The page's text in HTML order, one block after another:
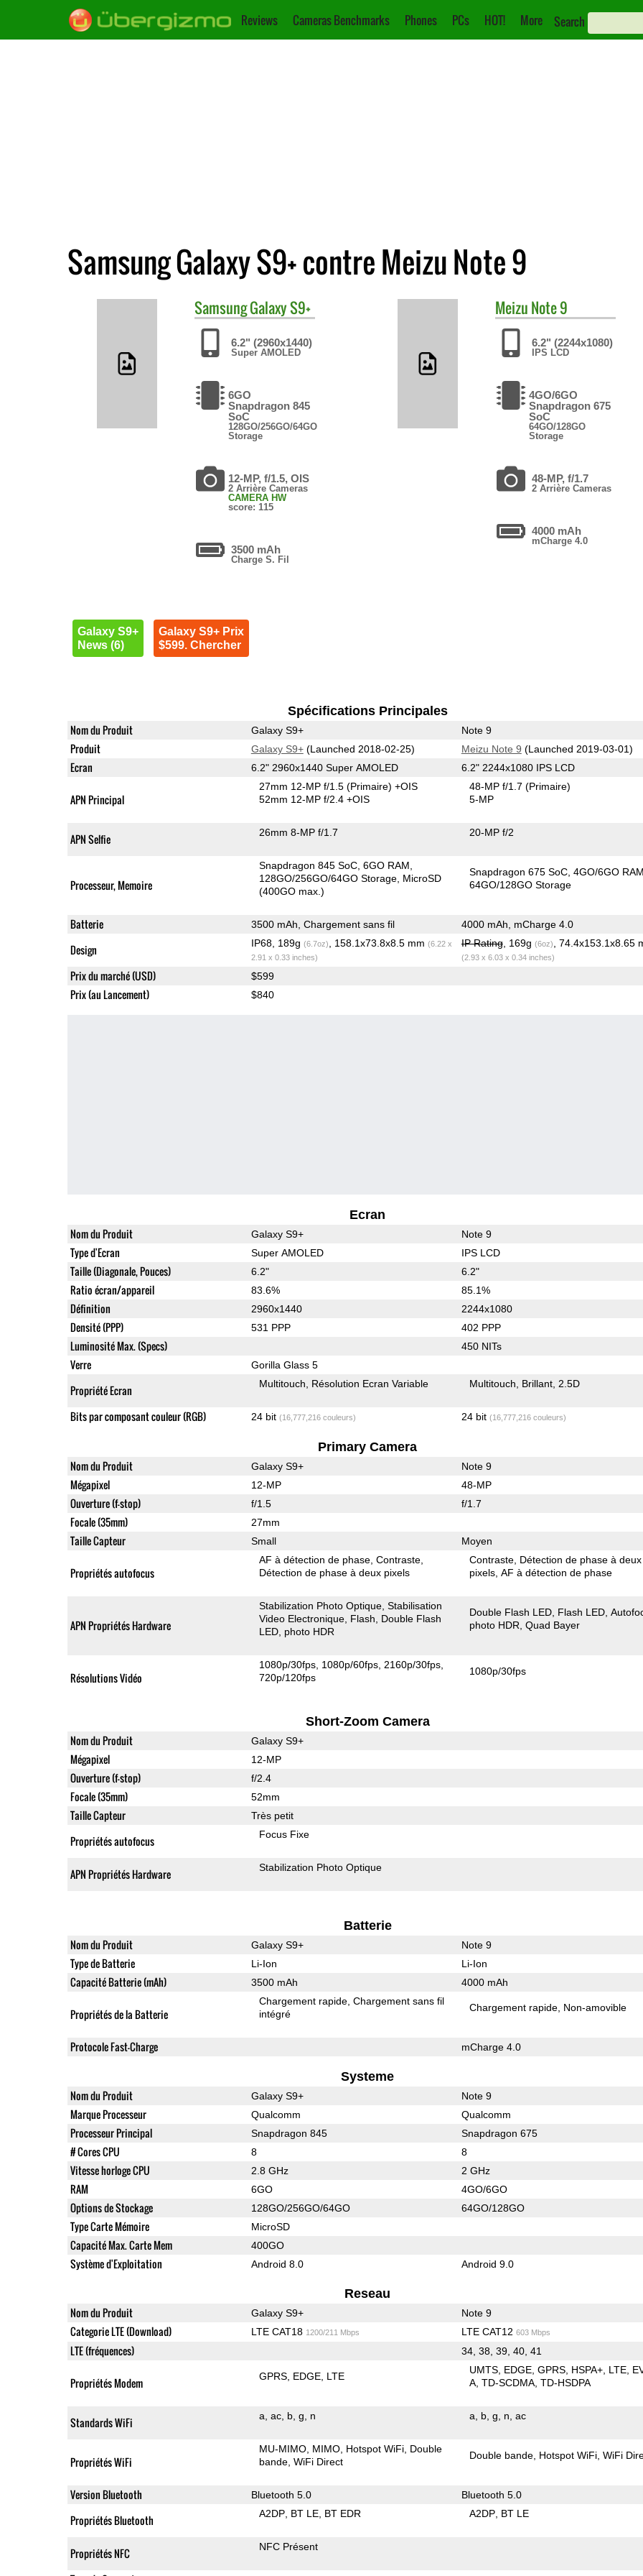
Reviews Cameras Benchmarks Phones PCs HOT! More Search
Samsung Galaxy S9+ contre Meizu Note 9
SamsungGalaxy S9+
6.2" (2960x1440)
Super AMOLED
6GO
Snapdragon 845
SoC
128GO/256GO/64GO
Storage
12-MP, f/1.5, OIS
2 Arrière Cameras
CAMERA HW
score: 115
3500 mAh
Charge S. Fil
Galaxy S9+
News (6)
Galaxy S9+ Prix
$599. Chercher
Meizu Note 9
6.2" (2244x1080)
IPS LCD
4GO/6GO
Snapdragon 675
SoC
64GO/128GO
Storage
48-MP, f/1.7
2 Arrière Cameras
4000 mAh
mCharge 4.0
Spécifications Principales
Nom du Produit Galaxy S9+ Note 9
Produit Galaxy S9+(Launched 2018-02-25) Meizu Note 9 (Launched 2019-03-01)
Ecran 6.2" 2960x1440 Super AMOLED 6.2" 2244x1080 IPS LCD
APN Principal
27mm 12-MP f/1.5(Primaire) +OIS
52mm 12-MP f/2.4 +OIS
48-MP f/1.7(Primaire)
5-MP
APN Selfie 26mm 8-MP f/1.7 20-MP f/2
Processeur, Memoire
Snapdragon 845 SoC 6GO RAM
128GO/256GO/64GO Storage MicroSD
(400GO max.)
Snapdragon 675 SoC 4GO/6GO
64GO/128GO Storage
Batterie 3500 mAh, Chargement sans fil 4000 mAh, mCharge 4.0
Design IP68, 189g (6.7oz) , 158.1x73.8x8.5 mm (6.22 x
2.91 x 0.33 inches)
IP Rating, 169g (6oz) , 74.4x153.1x8.65
(2.93 x 6.03 x 0.34 inches)
Prix du marché (USD) $599
Prix (au Lancement) $840
Ecran
Nom du Produit Galaxy S9+ Note 9
Type d'Ecran Super AMOLED IPS LCD
Taille (Diagonale, Pouces) 6.2" 6.2"
Ratio écran/appareil 83.6% 85.1%
Définition 2960x1440 2244x1080
Densité (PPP) 531 PPP 402 PPP
Luminosité Max. (Specs) 450 NITs
Verre Gorilla Glass 5
Propriété Ecran Multitouch Résolution Ecran Variable Multitouch Brillant 2.5D
Bits par composant couleur (RGB) 24 bit (16,777,216 couleurs) 24 bit (16,777,216 couleurs)
Primary Camera
Nom du Produit Galaxy S9+ Note 9
Mégapixel 12-MP 48-MP
Ouverture (f-stop) f/1.5 f/1.7
Focale (35mm) 27mm
Taille Capteur Small Moyen
Propriétés autofocus
AF à détection de phase Contraste
Détection de phase à deux pixels
Contraste Détection de phase à deux
pixels AF à détection de phase
APN Propriétés Hardware
Stabilization Photo Optique Stabilisation
Video Electronique Flash
Double Flash
LED photo HDR
Double Flash LED Flash LED
photo HDR Quad Bayer
Résolutions Vidéo
1080p/30fps 1080p/60fps 2160p/30fps
720p/120fps
1080p/30fps
Short-Zoom Camera
Nom du Produit Galaxy S9+
Mégapixel 12-MP
Ouverture (f-stop) f/2.4
Focale (35mm) 52mm
Taille Capteur Très petit
Propriétés autofocus Focus Fixe
APN Propriétés Hardware Stabilization Photo Optique
Batterie
Nom du Produit Galaxy S9+ Note 9
Type de Batterie Li-Ion Li-Ion
Capacité Batterie (mAh) 3500 mAh 4000 mAh
Propriétés de la Batterie
Chargement rapide Chargement sans fil
intégré
Chargement rapide Non-amovible
Protocole Fast-Charge mCharge 4.0
Systeme
Nom du Produit Galaxy S9+ Note 9
Marque Processeur Qualcomm Qualcomm
Processeur Principal Snapdragon 845 Snapdragon 675
# Cores CPU 8 8
Vitesse horloge CPU 2.8 GHz 2 GHz
RAM 6GO 4GO/6GO
Options de Stockage 128GO/256GO/64GO 64GO/128GO
Type Carte Mémoire MicroSD
Capacité Max. Carte Mem 400GO
Système d'Exploitation Android 8.0 Android 9.0
Reseau
Nom du Produit Galaxy S9+ Note 9
Categorie LTE (Download) LTE CAT18 1200/211 Mbps LTE CAT12 603 Mbps
LTE (fréquences) 34, 38, 39, 40, 41
Propriétés Modem GPRS EDGE LTE
UMTS EDGE GPRS HSPA+ LTE
A TD-SCDMA TD-HSDPA
Standards WiFi a ac b g n a b g n ac
Propriétés WiFi
MU-MIMO MIMO Hotspot WiFi Double
bande WiFi Direct
Double bande Hotspot WiFi WiFi
Version Bluetooth Bluetooth 5.0 Bluetooth 5.0
Propriétés Bluetooth A2DP BT LE BT EDR A2DP BT LE
Propriétés NFC NFC Présent